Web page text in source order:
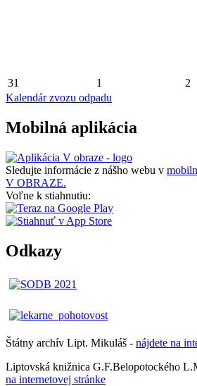
31 1 2
Kalendár zvozu odpadu
Mobilná aplikácia
Sledujte informácie z nášho webu v
V OBRAZE.
Voľne k stiahnutiu:
Odkazy
Štátny archív Lipt. Mikuláš - nájdete na
Liptovská knižnica G.F.Belopotockého
na internetovej stránke